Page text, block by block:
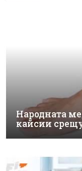
Народната
кайсии